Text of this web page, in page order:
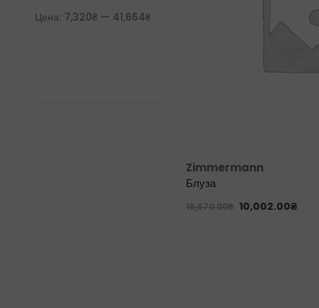
Zimmermann
Блуза
16,670.00₴ 10,002.00₴
Цена: 7,320₴— 41,664₴